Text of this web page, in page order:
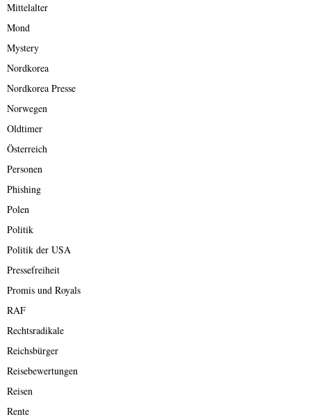
Mittelalter
Mond
Mystery
Nordkorea
Nordkorea Presse
Norwegen
Oldtimer
Österreich
Personen
Phishing
Polen
Politik
Politik der USA
Pressefreiheit
Promis und Royals
RAF
Rechtsradikale
Reichsbürger
Reisebewertungen
Reisen
Rente